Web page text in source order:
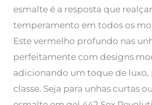
esmalte é a resposta que
temperamento em todos os
Este vermelho profundo nas
perfeitamente com designs
adicionando um toque de luxo,
classe. Seja para unhas curtas